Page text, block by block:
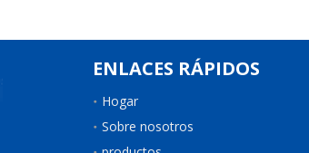
ENLACES RÁPIDOS
Hogar
Sobre nosotros